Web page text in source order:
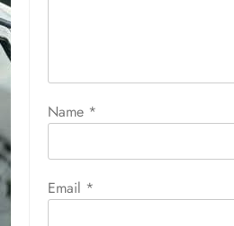
Name *
Email *